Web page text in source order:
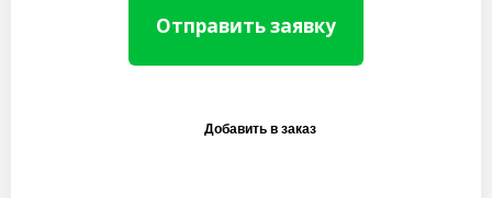
Отправить заявку